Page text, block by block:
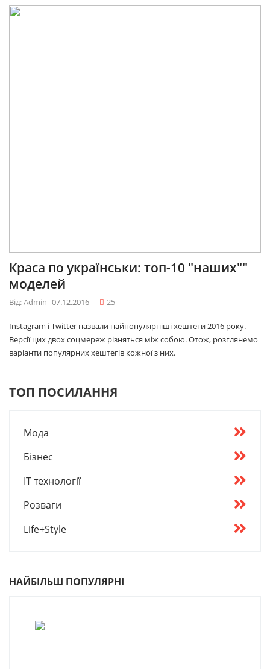
Краса по українськи: топ-10 "наших""
моделей
Від: Admin 07.12.2016 25
Instagram і Twitter назвали найпопулярніші хештеги 2016 року.
Версії цих двох соцмереж різняться між собою. Отож, розглянемо
варіанти популярних хештегів кожної з них.
ТОП ПОСИЛАННЯ
Мода
Бізнес
IT технології
Розваги
Life+Style
НАЙБІЛЬШ ПОПУЛЯРНІ